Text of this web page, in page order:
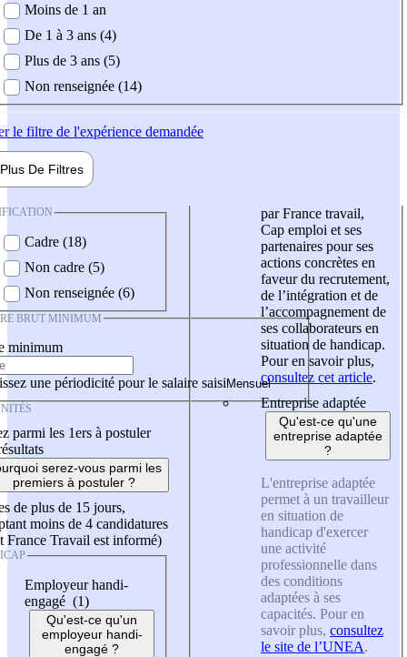
demandée
Moins de 1 an
De 1 à 3 ans (4)
Plus de 3 ans (5)
Non renseignée (14)
le filtre de l'expérience demandée
Plus De Filtres
Cadre (18)
Non cadre (5)
Non renseignée (6)
BRUT MINIMUM
minimum
une périodicité pour le salaire saisi
parmi les 1ers à postuler
serez-vous parmi les
premiers à postuler ?
de plus de 15 jours,
moins de 4 candidatures
France Travail est informé)
Employeur handi-
engagé (1)
Qu'est-ce qu'un
employeur handi-
engagé ?
par France travail,
Cap emploi et ses
partenaires pour ses
actions concrètes en
faveur du recrutement,
de l’intégration et de
l’accompagnement de
ses collaborateurs en
situation de handicap.
Pour en savoir plus,
consultez cet article.
Entreprise adaptée
Qu'est-ce qu'une
entreprise adaptée
?
L'entreprise adaptée
permet à un travailleur
en situation de
handicap d'exercer
une activité
professionnelle dans
des conditions
adaptées à ses
capacités. Pour en
savoir plus, consultez
le site de l’UNEA.